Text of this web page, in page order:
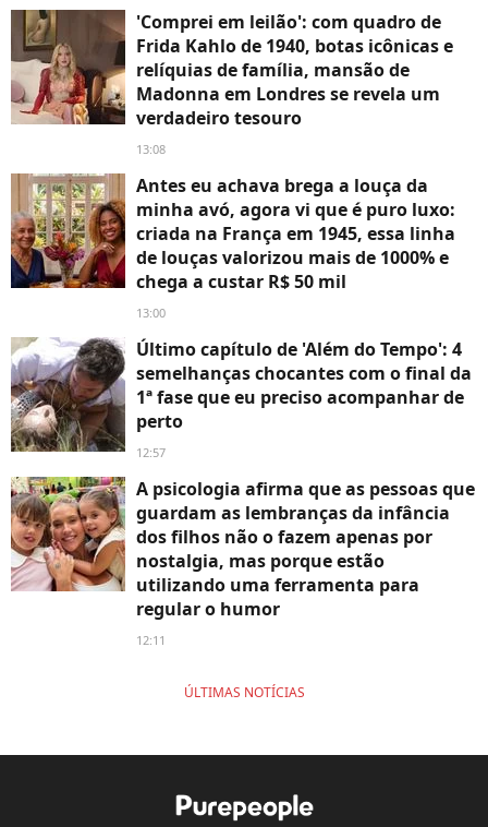
'Comprei em leilão': com quadro de
Frida Kahlo de 1940, botas icônicas e
relíquias de família, mansão de
Madonna em Londres se revela um
verdadeiro tesouro
13:08
Antes eu achava brega a louça da
minha avó, agora vi que é puro luxo:
criada na França em 1945, essa linha
de louças valorizou mais de 1000% e
chega a custar R$ 50 mil
13:00
Último capítulo de 'Além do Tempo': 4
semelhanças chocantes com o final da
1ª fase que eu preciso acompanhar de
perto
12:57
A psicologia afirma que as pessoas que
guardam as lembranças da infância
dos filhos não o fazem apenas por
nostalgia, mas porque estão
utilizando uma ferramenta para
regular o humor
12:11
ÚLTIMAS NOTÍCIAS